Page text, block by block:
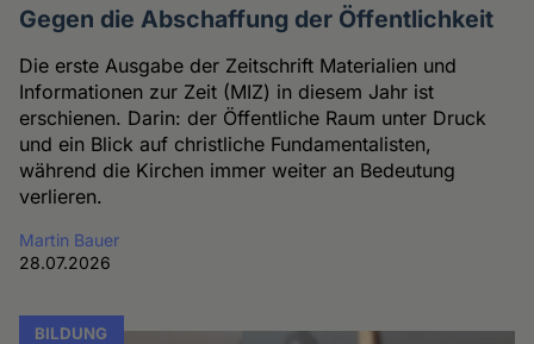
Gegen die Abschaffung der Öffentlichkeit
Die erste Ausgabe der Zeitschrift Materialien und
Informationen zur Zeit (MIZ) in diesem Jahr ist
erschienen. Darin: der Öffentliche Raum unter Druck
und ein Blick auf christliche Fundamentalisten,
während die Kirchen immer weiter an Bedeutung
verlieren.
Martin Bauer
28.07.2026
BILDUNG